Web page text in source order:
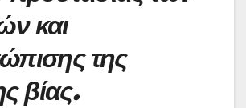
και
της
βίας.